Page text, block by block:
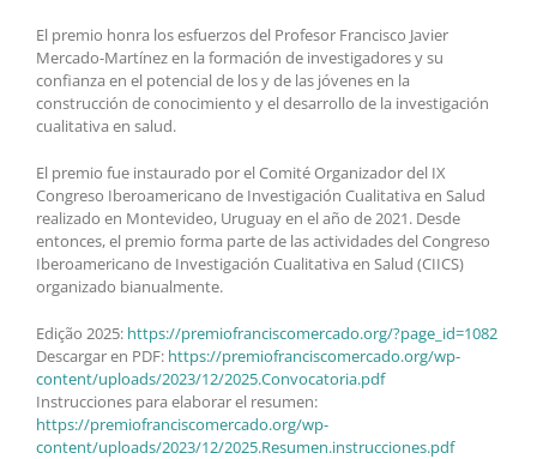
El premio honra los esfuerzos del Profesor Francisco Javier
Mercado-Martínez en la formación de investigadores y su
confianza en el potencial de los y de las jóvenes en la
construcción de conocimiento y el desarrollo de la investigación
cualitativa en salud.
El premio fue instaurado por el Comité Organizador del IX
Congreso Iberoamericano de Investigación Cualitativa en Salud
realizado en Montevideo, Uruguay en el año de 2021. Desde
entonces, el premio forma parte de las actividades del Congreso
Iberoamericano de Investigación Cualitativa en Salud (CIICS)
organizado bianualmente.
Edição 2025: https://premiofranciscomercado.org/?page_id=1082
Descargar en PDF: https://premiofranciscomercado.org/wp-
content/uploads/2023/12/2025.Convocatoria.pdf
Instrucciones para elaborar el resumen:
https://premiofranciscomercado.org/wp-
content/uploads/2023/12/2025.Resumen.instrucciones.pdf